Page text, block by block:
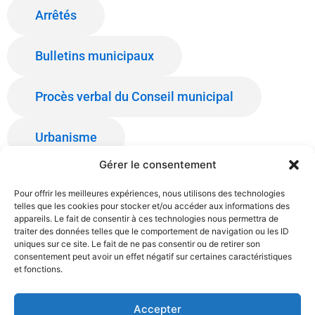
Gérer le consentement
Pour offrir les meilleures expériences, nous utilisons des technologies
telles que les cookies pour stocker et/ou accéder aux informations des
appareils. Le fait de consentir à ces technologies nous permettra de
traiter des données telles que le comportement de navigation ou les ID
uniques sur ce site. Le fait de ne pas consentir ou de retirer son
consentement peut avoir un effet négatif sur certaines caractéristiques
et fonctions.
Accepter
Arrêtés
Bulletins municipaux
Procès verbal du Conseil municipal
Urbanisme